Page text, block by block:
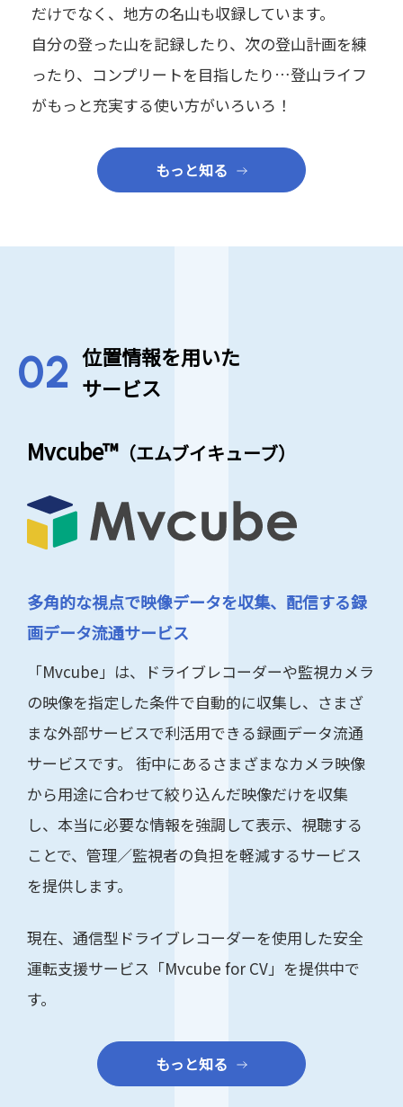
だけでなく、地方の名山も収録しています。
自分の登った山を記録したり、次の登山計画を練
ったり、コンプリートを目指したり…登山ライフ
がもっと充実する使い方がいろいろ！
もっと知る
位置情報を用いた
サービス
Mvcube™（エムブイキューブ）
多角的な視点で映像データを収集、配信する録
画データ流通サービス
「Mvcube」は、ドライブレコーダーや監視カメラ
の映像を指定した条件で自動的に収集し、さまざ
まな外部サービスで利活用できる録画データ流通
サービスです。 街中にあるさまざまなカメラ映像
から用途に合わせて絞り込んだ映像だけを収集
し、本当に必要な情報を強調して表示、視聴する
ことで、管理／監視者の負担を軽減するサービス
を提供します。
現在、通信型ドライブレコーダーを使用した安全
運転支援サービス「Mvcube for CV」を提供中で
す。
もっと知る